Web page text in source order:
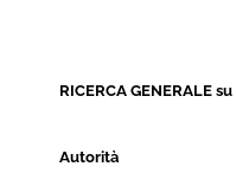
RICERCA GENERALE
Autorità